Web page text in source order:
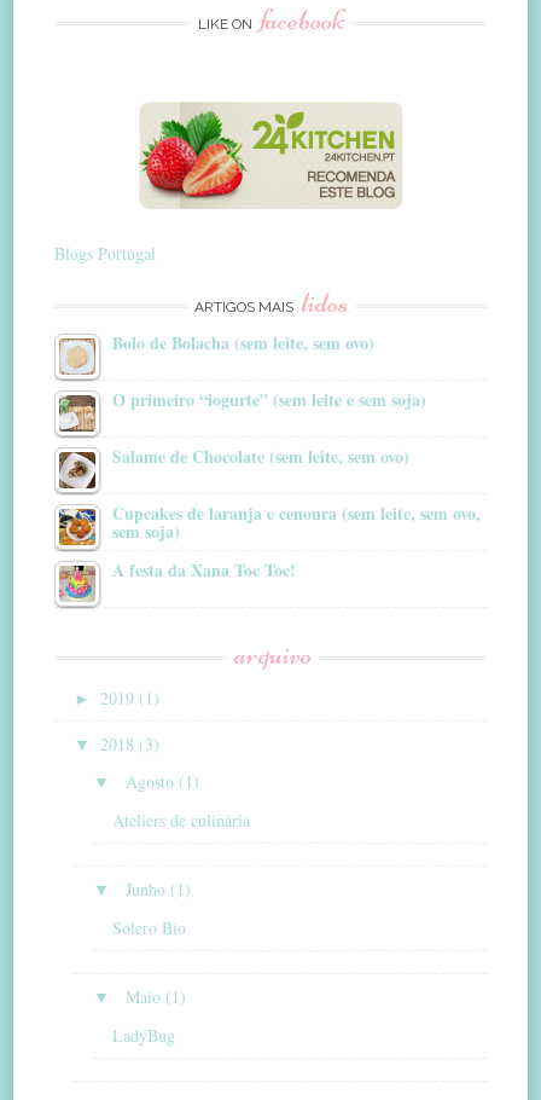
LIKE ON facebook
Blogs Portugal
ARTIGOS MAIS lidos
Bolo de Bolacha (sem leite, sem ovo)
O primeiro “iogurte” (sem leite e sem soja)
Salame de Chocolate (sem leite, sem ovo)
Cupcakes de laranja e cenoura (sem leite, sem ovo,
sem soja)
A festa da Xana Toc Toc!
arquivo
► 2019 (1)
▼ 2018 (3)
▼
Agosto (1)
Ateliers de culinária
▼
Junho (1)
Solero Bio
▼
Maio (1)
LadyBug